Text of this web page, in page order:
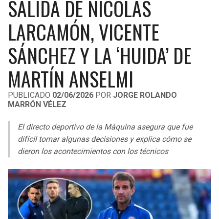
LIGA DE EXPANSIÓN MX
LEAGUES CUP
UEFA EUROPA LEAGUE
UEFA CONFERENCE LEAGUE
MLS
COPA LIBERTADORES
COPA SUDAMERICANA
OTRAS LIGAS
RAIDERS
CHARGERS
RAVENS
BENGALS
BROWNS
STEELERS
TEXANS
COLTS
CAVALIERS
PISTONS
PACERS
BUCKS
HAWKS
HORNETS
HEAT
MAGIC
SALIDA DE NICOLÁS
LARCAMÓN, VICENTE
SÁNCHEZ Y LA ‘HUIDA’ DE
MARTÍN ANSELMI
PUBLICADO 02/06/2026 POR JORGE ROLANDO
MARRÓN VÉLEZ
El directo deportivo de la Máquina asegura que fue
difícil tomar algunas decisiones y explica cómo se
dieron los acontecimientos con los técnicos